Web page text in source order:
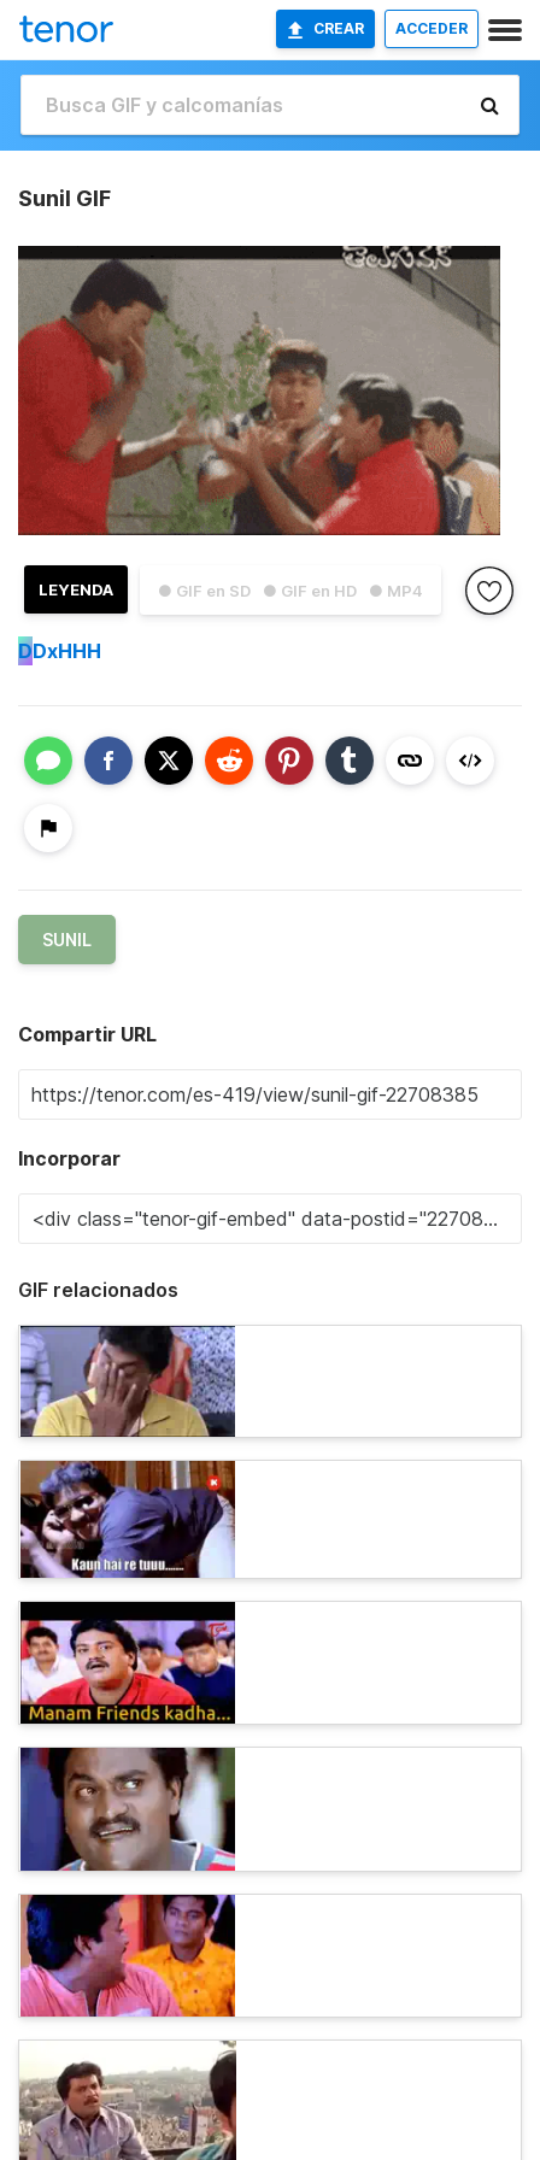
CREAR ACCEDER
Sunil GIF
● GIF en SD ● GIF en HD ● MP4
LEYENDA
DDxHHH
SUNIL
Compartir URL
Incorporar
GIF relacionados